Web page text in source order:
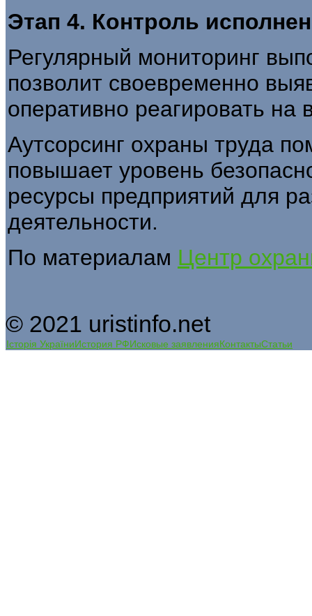
Этап 4. Контроль
Регулярный мониторинг
позволит своевременно
оперативно реагировать
Аутсорсинг охраны труда
повышает уровень
ресурсы предприятий для
деятельности.
По материалам Центр
© 2021 uristinfo.net
Історія УкраїниИстория РФИсковые заявленияКонтактыСтатьи